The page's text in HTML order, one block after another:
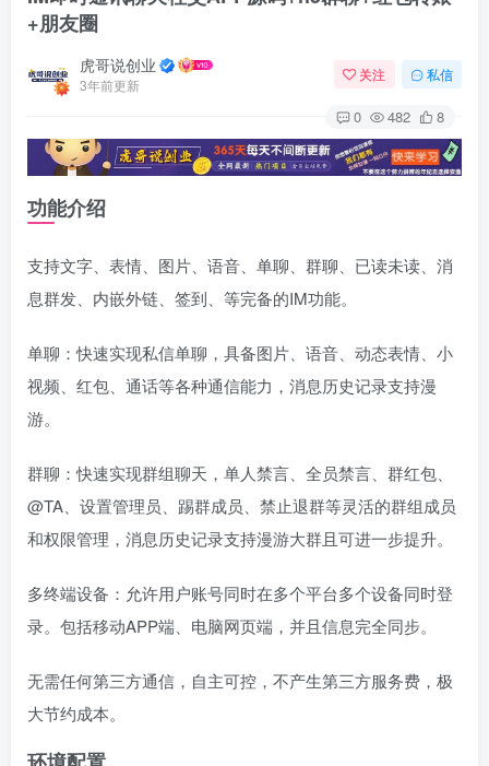
+朋友圈
虎哥说创业
3年前更新
关注 私信
0 482 8
功能介绍
支持文字、表情、图片、语音、单聊、群聊、已读未读、消
息群发、内嵌外链、签到、等完备的IM功能。
单聊：快速实现私信单聊，具备图片、语音、动态表情、小
视频、红包、通话等各种通信能力，消息历史记录支持漫
游。
群聊：快速实现群组聊天，单人禁言、全员禁言、群红包、
@TA、设置管理员、踢群成员、禁止退群等灵活的群组成员
和权限管理，消息历史记录支持漫游大群且可进一步提升。
多终端设备：允许用户账号同时在多个平台多个设备同时登
录。包括移动APP端、电脑网页端，并且信息完全同步。
无需任何第三方通信，自主可控，不产生第三方服务费，极
大节约成本。